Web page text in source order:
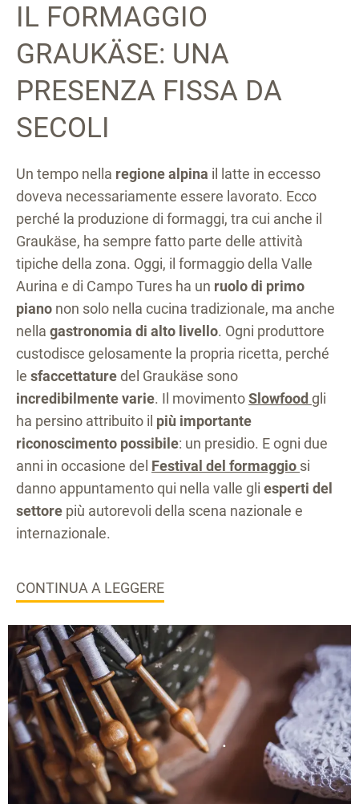
IL FORMAGGIO
GRAUKÄSE: UNA
PRESENZA FISSA DA
SECOLI
Un tempo nella regione alpina il latte in eccesso
doveva necessariamente essere lavorato. Ecco
perché la produzione di formaggi, tra cui anche il
Graukäse, ha sempre fatto parte delle attività
tipiche della zona. Oggi, il formaggio della Valle
Aurina e di Campo Tures ha un ruolo di primo
piano non solo nella cucina tradizionale, ma anche
nella gastronomia di alto livello. Ogni produttore
custodisce gelosamente la propria ricetta, perché
le sfaccettaturedel Graukäse sono
incredibilmente varie. Il movimentoSlowfood gli
ha persino attribuito il più importante
riconoscimento possibile: un presidio. E ogni due
anni in occasione del Festival del formaggio si
danno appuntamento qui nella valle gli esperti del
settore più autorevoli della scena nazionale e
internazionale.
CONTINUA A LEGGERE